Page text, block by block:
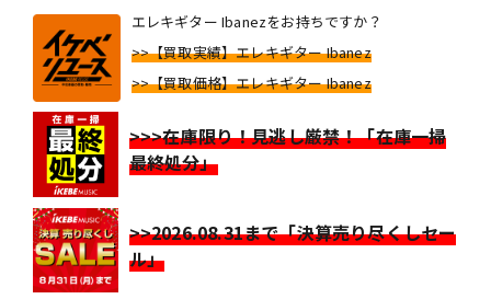
エレキギター Ibanezをお持ちですか？
>>【買取実績】エレキギター Ibanez
>>【買取価格】エレキギター Ibanez
>>>在庫限り！見逃し厳禁！「在庫一掃
最終処分」
>>2026.08.31まで「決算売り尽くしセー
ル」